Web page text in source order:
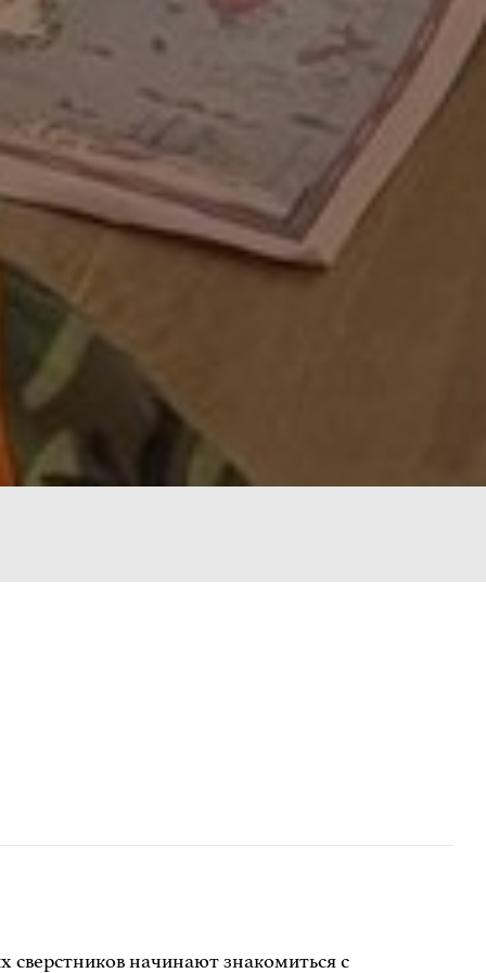
начинают знакомиться с